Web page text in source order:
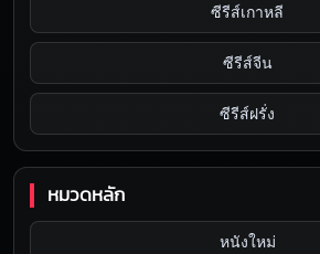
ซีรีส์เกาหลี
ซีรีส์จีน
ซีรีส์ฝรั่ง
หมวดหลัก
หนังใหม่